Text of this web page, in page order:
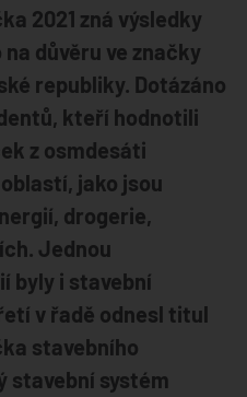
2021 zná výsledky
důvěru ve značky
republiky. Dotázáno
kteří hodnotili
z osmdesáti
jako jsou
drogerie,
Jednou
byly i stavební
v řadě odnesl titul
stavebního
stavební systém